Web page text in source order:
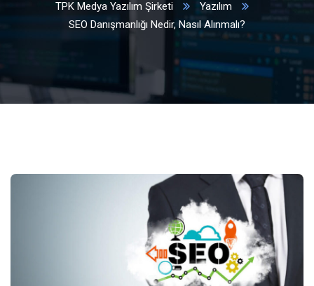
TPK Medya Yazılım Şirketi
Yazılım
SEO Danışmanlığı Nedir, Nasıl Alınmalı?